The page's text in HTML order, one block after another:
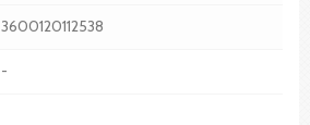
3600120112538
-